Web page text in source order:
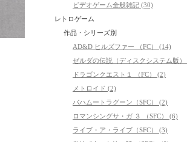
ビデオゲーム全般雑記 (30)
レトロゲーム
作品・シリーズ別
AD&D ヒルズファー （FC） (14)
ゼルダの伝説（ディスクシステム版）
ドラゴンクエスト１ （FC） (2)
メトロイド (2)
バハムートラグーン（SFC） (2)
ロマンシングサ・ガ ３ （SFC） (6)
ライブ・ア・ライブ（SFC） (3)